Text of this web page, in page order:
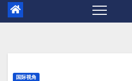
国际视角